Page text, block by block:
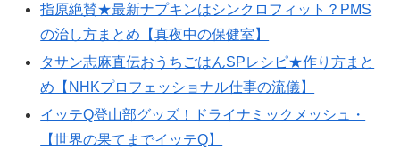
指原絶賛★最新ナプキンはシンクロフィット？PMS
の治し方まとめ【真夜中の保健室】
タサン志麻直伝おうちごはんSPレシピ★作り方まと
め【NHKプロフェッショナル仕事の流儀】
イッテQ登山部グッズ！ドライナミックメッシュ・
【世界の果てまでイッテQ】